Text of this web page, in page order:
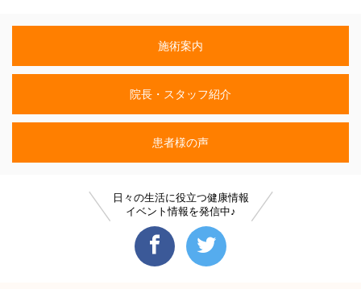
施術案内
院長・スタッフ紹介
患者様の声
日々の生活に役立つ健康情報
イベント情報を発信中♪